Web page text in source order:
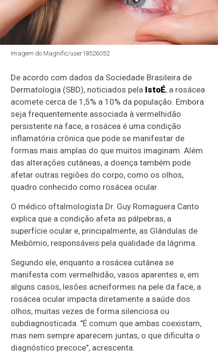
Imagem do Magnific/user18526052
De acordo com dados da Sociedade Brasileira de
Dermatologia (SBD), noticiados pela IstoÉ, a rosácea
acomete cerca de 1,5% a 10% da população. Embora
seja frequentemente associada à vermelhidão
persistente na face, a rosácea é uma condição
inflamatória crônica que pode se manifestar de
formas mais amplas do que muitos imaginam. Além
das alterações cutâneas, a doença também pode
afetar outras regiões do corpo, como os olhos,
quadro conhecido como rosácea ocular.
O médico oftalmologista Dr. Guy Romaguera Canto
explica que a condição afeta as pálpebras, a
superfície ocular e, principalmente, as Glândulas de
Meibômio, responsáveis pela qualidade da lágrima.
Segundo ele, enquanto a rosácea cutânea se
manifesta com vermelhidão, vasos aparentes e, em
alguns casos, lesões acneiformes na pele da face, a
rosácea ocular impacta diretamente a saúde dos
olhos, muitas vezes de forma silenciosa ou
subdiagnosticada. "É comum que ambas coexistam,
mas nem sempre aparecem juntas, o que dificulta o
diagnóstico precoce", acrescenta.